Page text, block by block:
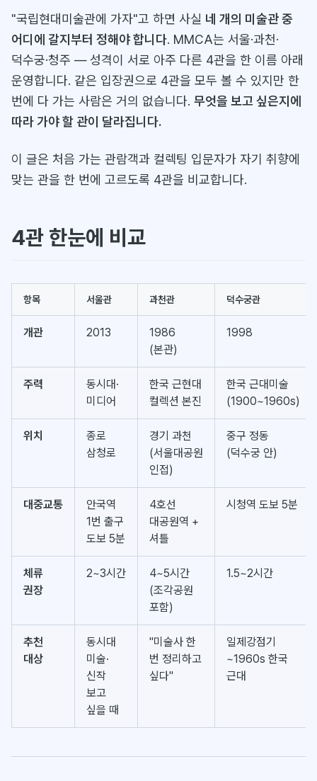
"국립현대미술관에 가자"고 하면 사실 네 개의 미술관 중
어디에 갈지부터 정해야 합니다. MMCA는 서울·과천·
덕수궁·청주 — 성격이 서로 아주 다른 4관을 한 이름 아래
운영합니다. 같은 입장권으로 4관을 모두 볼 수 있지만 한
번에 다 가는 사람은 거의 없습니다. 무엇을 보고 싶은지에
따라 가야 할 관이 달라집니다.
이 글은 처음 가는 관람객과 컬렉팅 입문자가 자기 취향에
맞는 관을 한 번에 고르도록 4관을 비교합니다.
4관 한눈에 비교
항목 서울관 과천관 덕수궁관
개관 2013
1986
(본관)
1998
주력
동시대·
미디어
한국 근현대
컬렉션 본진
한국 근대미술
(1900~1960s)
위치
종로
삼청로
경기 과천
(서울대공원
인접)
중구 정동
(덕수궁 안)
대중교통
안국역
1번 출구
도보 5분
4호선
대공원역 +
셔틀
시청역 도보 5분
체류
권장
2~3시간
4~5시간
(조각공원
포함)
1.5~2시간
추천
대상
동시대
미술·
신작
보고
싶을 때
"미술사 한
번 정리하고
싶다"
일제강점기
~1960s 한국
근대